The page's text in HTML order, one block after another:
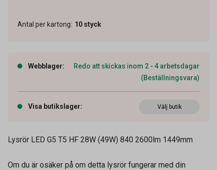
Antal per kartong: 10 styck
Webblager:
Redo att skickas inom 2 - 4 arbetsdagar
(Beställningsvara)
Visa butikslager: Välj butik
Lysrör LED G5 T5 HF 28W (49W) 840 2600lm 1449mm
Om du är osäker på om detta lysrör fungerar med din